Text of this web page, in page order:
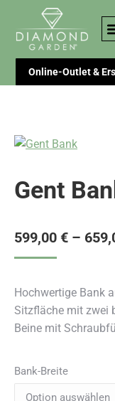
Online-Outlet &
Gent
599,00 € –
Hochwertige Bank
Sitzfläche mit zwei
Beine mit
Bank-Breite